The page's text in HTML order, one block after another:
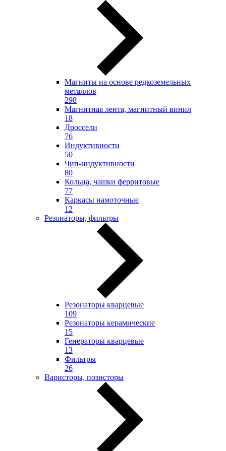
Магниты на основе редкоземельных
металлов
298
Магнитная лента, магнитный винил
18
Дроссели
76
Индуктивности
50
Чип-индуктивности
80
Кольца, чашки ферритовые
77
Каркасы намоточные
12
Резонаторы, фильтры
Резонаторы кварцевые
109
Резонаторы керамические
15
Генераторы кварцевые
13
Фильтры
26
Варисторы, позисторы